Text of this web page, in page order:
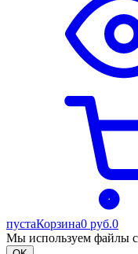
пустаКорзина0 руб.0
Мы используем файлы